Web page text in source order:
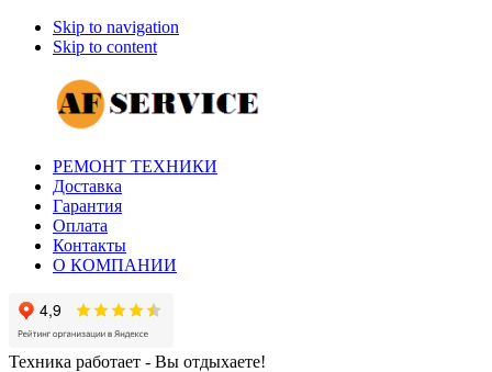
Skip to navigation
Skip to content
РЕМОНТ ТЕХНИКИ
Доставка
Гарантия
Оплата
Контакты
О КОМПАНИИ
Техника работает - Вы отдыхаете!